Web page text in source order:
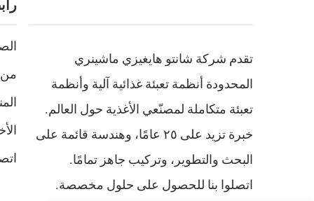
تقدم شركة شانتو هايغيزي ماشينري
المحدودة أنظمة تعبئة غذائية آلية وأنظمة
تعبئة متكاملة لمصنّعي الأغذية حول العالم.
خبرة تزيد على ٢٥ عامًا، وهندسة قائمة على
البحث والتطوير، وتركيب جاهز تمامًا.
اتصلوا بنا للحصول على حلول مخصصة.